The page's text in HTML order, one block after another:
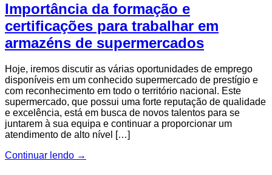
Importância da formação e
certificações para trabalhar em
armazéns de supermercados
Hoje, iremos discutir as várias oportunidades de emprego
disponíveis em um conhecido supermercado de prestígio e
com reconhecimento em todo o território nacional. Este
supermercado, que possui uma forte reputação de qualidade
e excelência, está em busca de novos talentos para se
juntarem à sua equipa e continuar a proporcionar um
atendimento de alto nível […]
Continuar lendo →